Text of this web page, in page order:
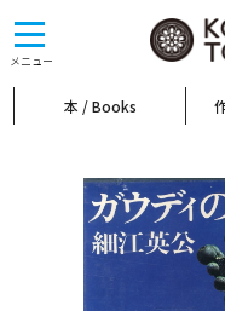
メニュー
toggle
navigation
本 / Books